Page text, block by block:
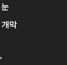
개막